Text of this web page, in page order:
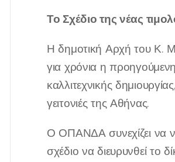
Το Σχέδιο της νέας
Η δημοτική Αρχή του Κ.
για χρόνια η
καλλιτεχνικής
γειτονιές της Αθήνας.
Ο ΟΠΑΝΔΑ συνεχίζει να
σχέδιο να διευρυνθεί το